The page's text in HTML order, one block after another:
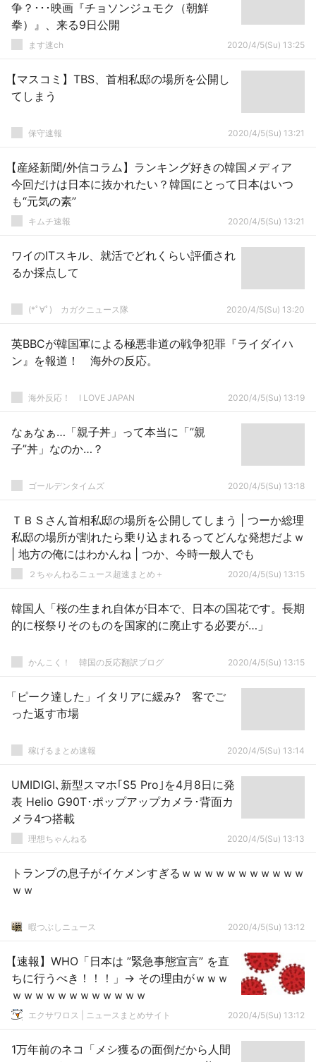
争？･･･映画『チョソンジュモク（朝鮮
拳）』、来る9日公開
ます速ch 2020/4/5(Su) 13:25
【マスコミ】TBS、首相私邸の場所を公開し
てしまう
保守速報 2020/4/5(Su) 13:21
【産経新聞/外信コラム】ランキング好きの韓国メディア
今回だけは日本に抜かれたい？韓国にとって日本はいつ
も“元気の素”
キムチ速報 2020/4/5(Su) 13:21
ワイのITスキル、就活でどれくらい評価され
るか採点して
(*ﾟ∀ﾟ)ゞカガクニュース隊 2020/4/5(Su) 13:20
英BBCが韓国軍による極悪非道の戦争犯罪『ライダイハ
ン』を報道！ 海外の反応。
海外反応！ I LOVE JAPAN 2020/4/5(Su) 13:19
なぁなぁ…「親子丼」って本当に「”親
子”丼」なのか…？
ゴールデンタイムズ 2020/4/5(Su) 13:18
ＴＢＳさん首相私邸の場所を公開してしまう | つーか総理
私邸の場所が割れたら乗り込まれるってどんな発想だよｗ
| 地方の俺にはわかんね | つか、今時一般人でも
２ちゃんねるニュース超速まとめ＋ 2020/4/5(Su) 13:15
韓国人「桜の生まれ自体が日本で、日本の国花です。長期
的に桜祭りそのものを国家的に廃止する必要が…」
かんこく！ 韓国の反応翻訳ブログ 2020/4/5(Su) 13:15
「ピーク達した」イタリアに緩み? 客でご
った返す市場
稼げるまとめ速報 2020/4/5(Su) 13:14
UMIDIGI､新型スマホ｢S5 Pro｣を4月8日に発
表 Helio G90T･ポップアップカメラ･背面カ
メラ4つ搭載
理想ちゃんねる 2020/4/5(Su) 13:13
トランプの息子がイケメンすぎるｗｗｗｗｗｗｗｗｗｗｗ
ｗｗ
暇つぶしニュース 2020/4/5(Su) 13:12
【速報】WHO「日本は ”緊急事態宣言” を直
ちに行うべき！！！」→ その理由がｗｗｗ
ｗｗｗｗｗｗｗｗｗｗｗｗ
エクサワロス | ニュースまとめサイト 2020/4/5(Su) 13:12
1万年前のネコ「メシ獲るの面倒だから人間